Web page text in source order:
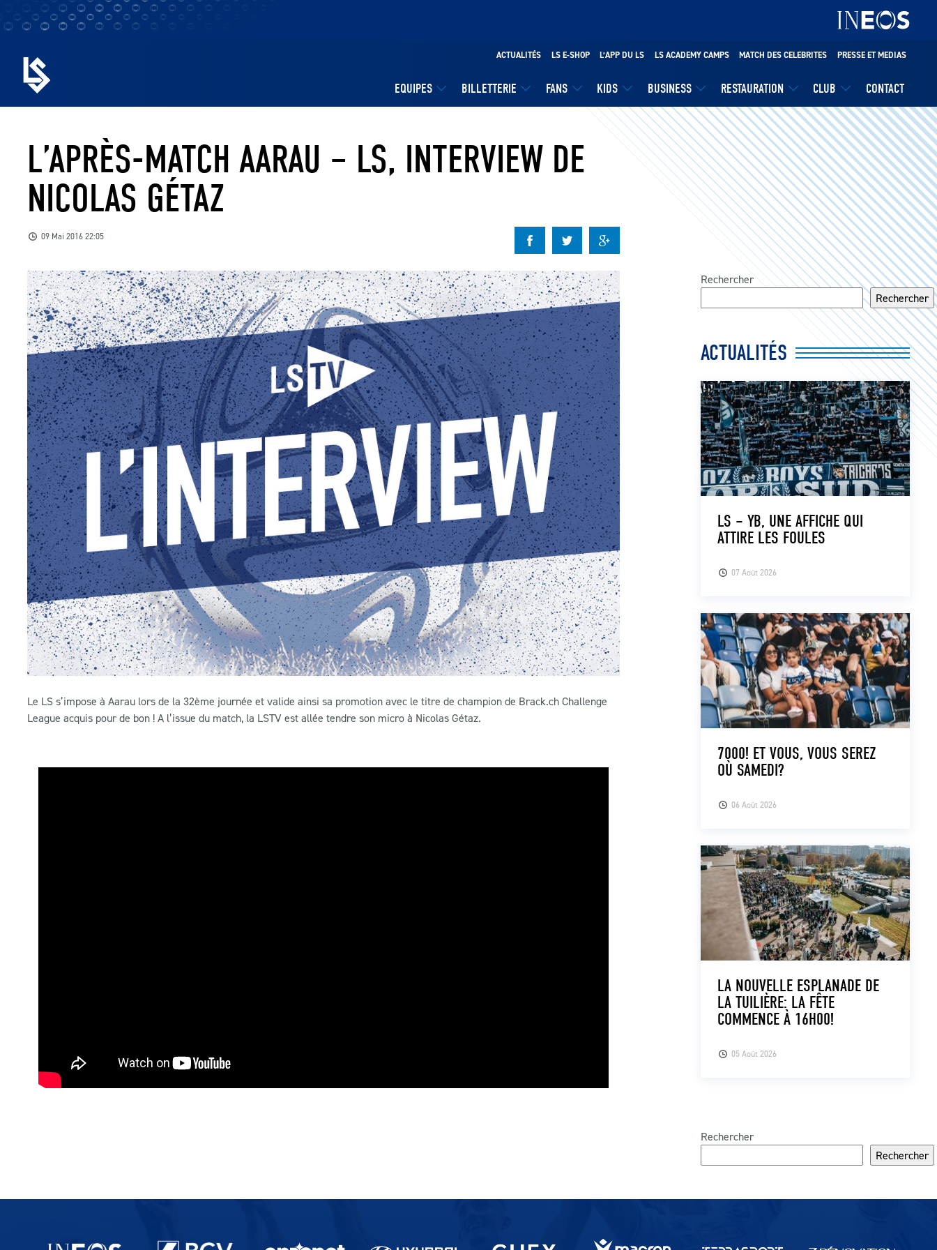
EQUIPES BILLETTERIE FANS KIDS BUSINESS RESTAURATION CLUB CONTACT
ACTUALITÉS LS E-SHOP L’APP DU LS LS ACADEMY CAMPS MATCH DES CELEBRITES PRESSE ET MEDIAS
L’APRÈS-MATCH AARAU – LS, INTERVIEW DE
NICOLAS GÉTAZ
09 Mai 2016 22:05
Le LS s’impose à Aarau lors de la 32ème journée et valide ainsi sa promotion avec le titre de champion de Brack.ch Challenge
League acquis pour de bon ! A l’issue du match, la LSTV est allée tendre son micro à Nicolas Gétaz.
Rechercher
Rechercher
ACTUALITÉS
07 Août 2026
LS – YB, UNE AFFICHE QUI
ATTIRE LES FOULES
06 Août 2026
7000! ET VOUS, VOUS SEREZ
OÙ SAMEDI?
05 Août 2026
LA NOUVELLE ESPLANADE DE
LA TUILIÈRE: LA FÊTE
COMMENCE À 16H00!
Rechercher
Rechercher
Partenaires du lausanne-Sport